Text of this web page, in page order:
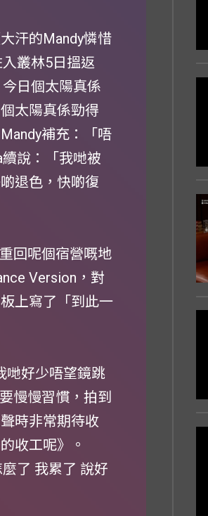
汗的Mandy憐惜
叢林5日搵返
日個太陽真係
太陽真係勁得
補充：「唔
說：「我哋被
退色，快啲復
回呢個宿營嘅地
Version，對
上寫了「到此一
哋好少唔望鏡跳
慢慢習慣，拍到
時非常期待收
收工呢》。
了 我累了 說好